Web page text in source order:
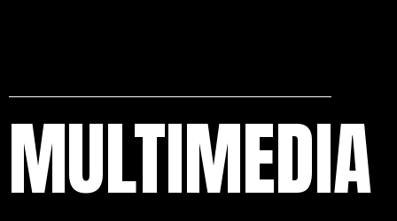
MULTIMEDIA